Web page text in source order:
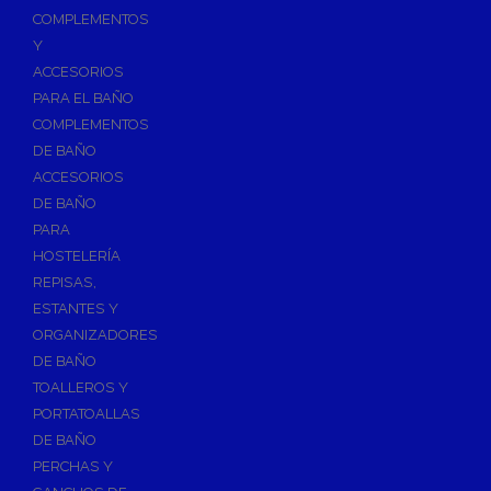
Válvulas para Calefacción
Válv. Mezcladora Termostática
Válvulas Motorizadas
Válvulas de Seguridad
Colectores de Calefacción
Bombas de Calor
Bombas de calor para ACS
Cocinas
Extractores de Cocina
Fregaderos
Grifería de Fregadero
Recambios de fregadero
Contra Incendios
COMPLEMENTOS
Y
ACCESORIOS
PARA EL BAÑO
COMPLEMENTOS
DE BAÑO
ACCESORIOS
DE BAÑO
PARA
HOSTELERÍA
REPISAS,
ESTANTES Y
ORGANIZADORES
DE BAÑO
TOALLEROS Y
PORTATOALLAS
DE BAÑO
PERCHAS Y